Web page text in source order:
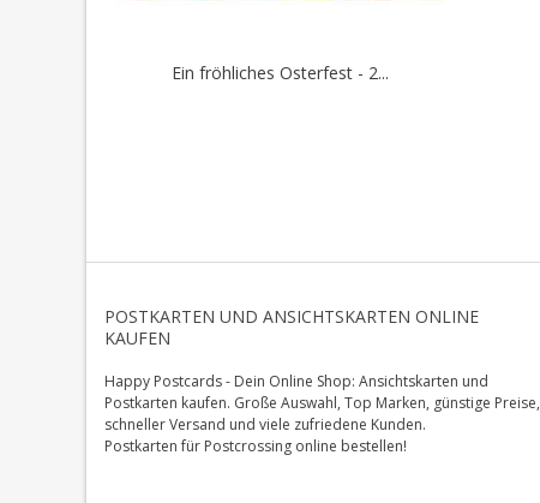
Ein fröhliches Osterfest - 2...
POSTKARTEN UND ANSICHTSKARTEN ONLINE
KAUFEN
Happy Postcards - Dein Online Shop: Ansichtskarten und
Postkarten kaufen. Große Auswahl, Top Marken, günstige Preise,
schneller Versand und viele zufriedene Kunden.
Postkarten für Postcrossing online bestellen!